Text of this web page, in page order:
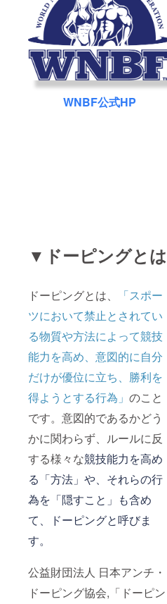
WNBF公式HP
▼ドーピングとは
ドーピングとは、
「スポー
ツにおいて禁止とされてい
る物質や方法によって競技
能力を高め、意図的に自分
だけが優位に立ち、勝利を
得ようとする行為」 のこと
です。意図的であるかどう
かに関わらず、ルールに反
する様々な競技能力を高め
る「方法」や、それらの行
為を「隠すこと」も含め
て、ドーピングと呼びま
す。
公益財団法人 日本アンチ・
ドーピング協会,「ドーピン